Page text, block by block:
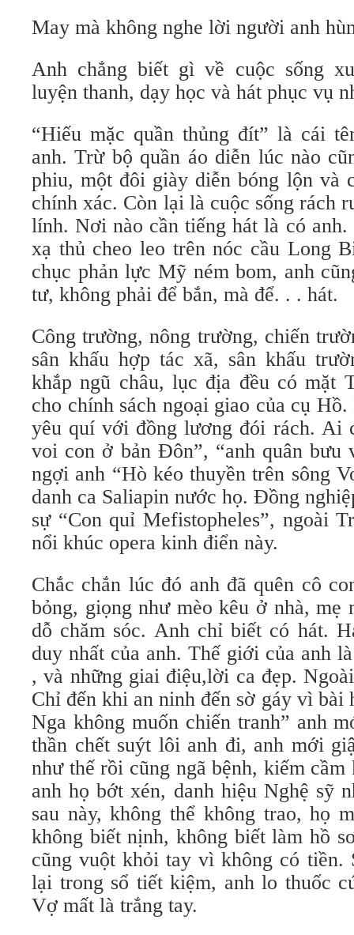
May mà không nghe lời người anh
Anh chẳng biết gì về cuộc sống
luyện thanh, dạy học và hát phục vụ
“Hiếu mặc quần thủng đít” là cái
anh. Trừ bộ quần áo diễn lúc nào
phiu, một đôi giày diễn bóng lộn và
chính xác. Còn lại là cuộc sống rách
lính. Nơi nào cần tiếng hát là có
xạ thủ cheo leo trên nóc cầu Long
chục phản lực Mỹ ném bom, anh
tư, không phải để bắn, mà để. . . hát.
Công trường, nông trường, chiến
sân khấu hợp tác xã, sân khấu
khắp ngũ châu, lục địa đều có mặt
cho chính sách ngoại giao của cụ
yêu quí với đồng lương đói rách. Ai
voi con ở bản Đôn”, “anh quân bưu
ngợi anh “Hò kéo thuyền trên sông
danh ca Saliapin nước họ. Đồng
sự “Con quỉ Mefistopheles”, ngoài
nổi khúc opera kinh điển này.
Chắc chắn lúc đó anh đã quên cô
bỏng, giọng như mèo kêu ở nhà, mẹ
dỗ chăm sóc. Anh chỉ biết có hát.
duy nhất của anh. Thế giới của anh
, và những giai điệu,lời ca đẹp.
Chỉ đến khi an ninh đến sờ gáy vì
Nga không muốn chiến tranh” anh
thần chết suýt lôi anh đi, anh mới
như thế rồi cũng ngã bệnh, kiếm
anh họ bớt xén, danh hiệu Nghệ sỹ
sau này, không thể không trao, họ
không biết nịnh, không biết làm hồ
cũng vuột khỏi tay vì không có tiền.
lại trong sổ tiết kiệm, anh lo thuốc
Vợ mất là trắng tay.